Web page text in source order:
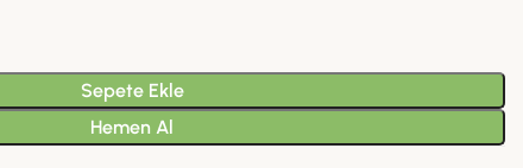
Sepete Ekle
Hemen Al